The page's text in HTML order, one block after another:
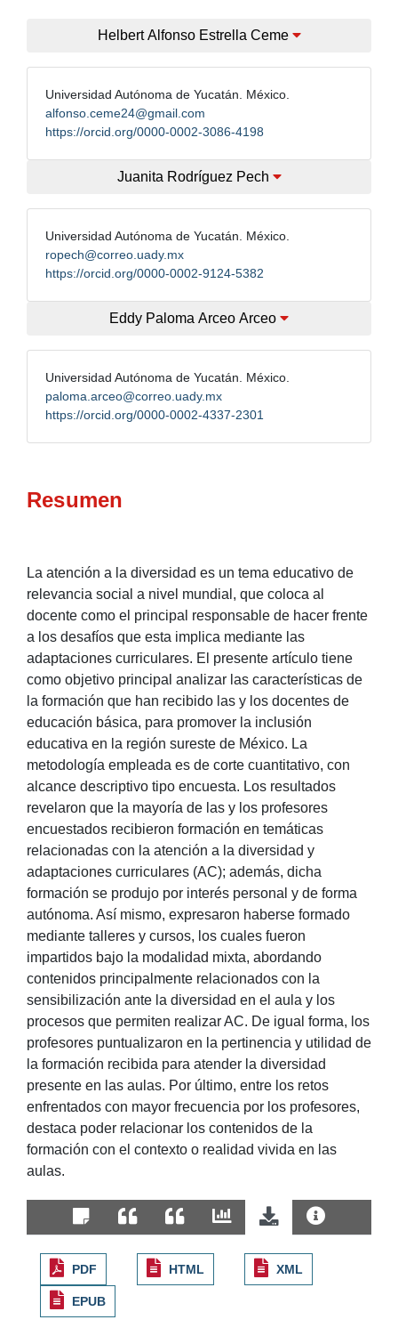
Helbert Alfonso Estrella Ceme
Universidad Autónoma de Yucatán. México.
alfonso.ceme24@gmail.com
https://orcid.org/0000-0002-3086-4198
Juanita Rodríguez Pech
Universidad Autónoma de Yucatán. México.
ropech@correo.uady.mx
https://orcid.org/0000-0002-9124-5382
Eddy Paloma Arceo Arceo
Universidad Autónoma de Yucatán. México.
paloma.arceo@correo.uady.mx
https://orcid.org/0000-0002-4337-2301
Resumen
La atención a la diversidad es un tema educativo de
relevancia social a nivel mundial, que coloca al
docente como el principal responsable de hacer frente
a los desafíos que esta implica mediante las
adaptaciones curriculares. El presente artículo tiene
como objetivo principal analizar las características de
la formación que han recibido las y los docentes de
educación básica, para promover la inclusión
educativa en la región sureste de México. La
metodología empleada es de corte cuantitativo, con
alcance descriptivo tipo encuesta. Los resultados
revelaron que la mayoría de las y los profesores
encuestados recibieron formación en temáticas
relacionadas con la atención a la diversidad y
adaptaciones curriculares (AC); además, dicha
formación se produjo por interés personal y de forma
autónoma. Así mismo, expresaron haberse formado
mediante talleres y cursos, los cuales fueron
impartidos bajo la modalidad mixta, abordando
contenidos principalmente relacionados con la
sensibilización ante la diversidad en el aula y los
procesos que permiten realizar AC. De igual forma, los
profesores puntualizaron en la pertinencia y utilidad de
la formación recibida para atender la diversidad
presente en las aulas. Por último, entre los retos
enfrentados con mayor frecuencia por los profesores,
destaca poder relacionar los contenidos de la
formación con el contexto o realidad vivida en las
aulas.
PDF HTML XML
EPUB